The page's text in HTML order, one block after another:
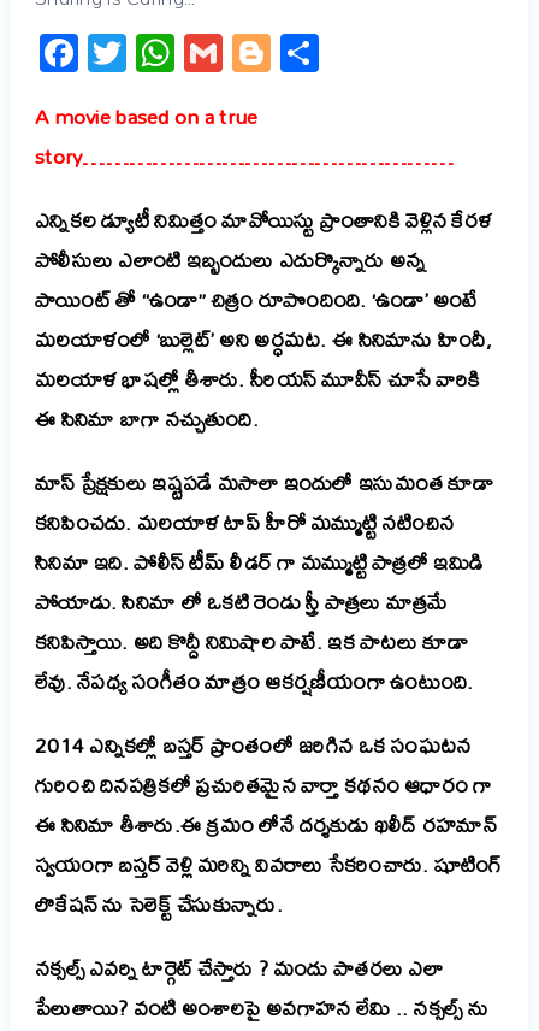
Facebook
Twitter
WhatsApp
GmailBlogger
Share
A movie based on a true
story…………………………………………
ఎన్నికల డ్యూటీ నిమిత్తం మావోయిస్టు ప్రాంతానికి వెళ్లిన కేరళ
పోలీసులు ఎలాంటి ఇబ్బందులు ఎదుర్కొన్నారు అన్న
పాయింట్ తో “ఉండా” చిత్రం రూపొందింది. ‘ఉండా’ అంటే
మలయాళంలో ‘బుల్లెట్’ అని అర్ధమట. ఈ సినిమాను హిందీ,
మలయాళ భాషల్లో తీశారు. సీరియస్ మూవీస్ చూసే వారికి
ఈ సినిమా బాగా నచ్చుతుంది.
మాస్ ప్రేక్షకులు ఇష్టపడే మసాలా ఇందులో ఇసుమంత కూడా
కనిపించదు. మలయాళ టాప్ హీరో మమ్ముట్టి నటించిన
సినిమా ఇది. పోలీస్ టీమ్ లీడర్ గా మమ్ముట్టిపాత్రలోఇమిడి
పోయాడు.సినిమా లో ఒకటి రెండు స్త్రీ పాత్రలు మాత్రమే
కనిపిస్తాయి. అది కొద్దీ నిమిషాల పాటే. ఇక పాటలు కూడా
లేవు. నేపధ్య సంగీతం మాత్రం ఆకర్షణీయంగా ఉంటుంది.
2014 ఎన్నికల్లో బస్తర్ ప్రాంతంలో జరిగిన ఒక సంఘటన
గురించి దినపత్రికలో ప్రచురితమైన వార్తా కథనం ఆధారం గా
ఈ సినిమా తీశారు.ఈక్రమంలోనేదర్శకుడు ఖలీద్ రహమాన్
స్వయంగాబస్తర్వెళ్లిమరిన్నివివరాలుసేకరించారు.షూటింగ్
లొకేషన్నుసెలెక్ట్చేసుకున్నారు.
నక్సల్స్ ఎవర్ని టార్గెట్ చేస్తారు ? మందు పాతరలు ఎలా
పేలుతాయి? వంటి అంశాలపై అవగాహన లేమి .. నక్సల్స్ ను